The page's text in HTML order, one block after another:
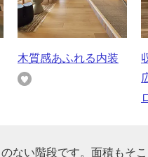
木質感あふれる内装
ない階段です。面積もそ